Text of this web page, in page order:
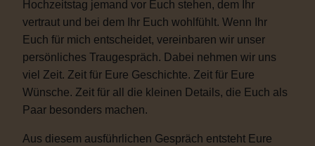
Hochzeitstag jemand vor Euch stehen, dem Ihr
vertraut und bei dem Ihr Euch wohlfühlt. Wenn Ihr
Euch für mich entscheidet, vereinbaren wir unser
persönliches Traugespräch. Dabei nehmen wir uns
viel Zeit. Zeit für Eure Geschichte. Zeit für Eure
Wünsche. Zeit für all die kleinen Details, die Euch als
Paar besonders machen.
Aus diesem ausführlichen Gespräch entsteht Eure